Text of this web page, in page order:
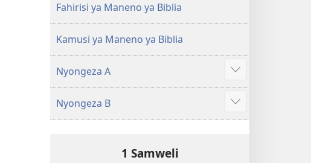
Fahirisi ya Maneno ya Biblia
Kamusi ya Maneno ya Biblia
Nyongeza A
Onyesha
zaidi
Nyongeza B
Onyesha
zaidi
1 Samweli